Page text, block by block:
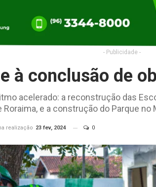
- Publicidade -
à conclusão de
acelerado: a reconstrução das
Roraima, e a construção do Parque no
realização 23 fev, 2024 0